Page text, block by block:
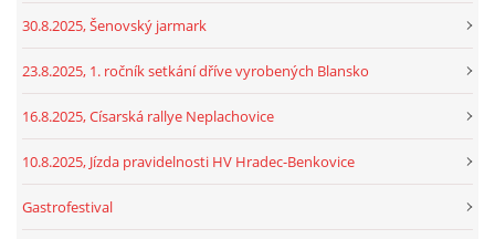
30.8.2025, Šenovský jarmark
23.8.2025, 1. ročník setkání dříve vyrobených Blansko
16.8.2025, Císarská rallye Neplachovice
10.8.2025, Jízda pravidelnosti HV Hradec-Benkovice
Gastrofestival